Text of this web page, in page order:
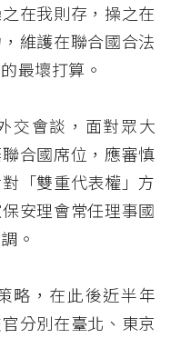
在我則存，操之在
維護在聯合國合法
最壞打算。
交會談，面對眾大
合國席位，應審慎
「雙重代表權」方
安理會常任理事國
。
略，在此後近半年
分別在臺北、東京